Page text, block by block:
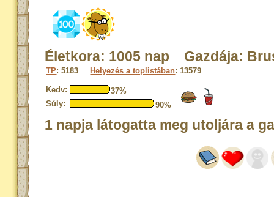
Életkora: 1005 nap Gazdája:
TP: 5183 Helyezés a toplistában: 13579
Kedv:
37%
Súly:
90%
1 napja látogatta meg utoljára a